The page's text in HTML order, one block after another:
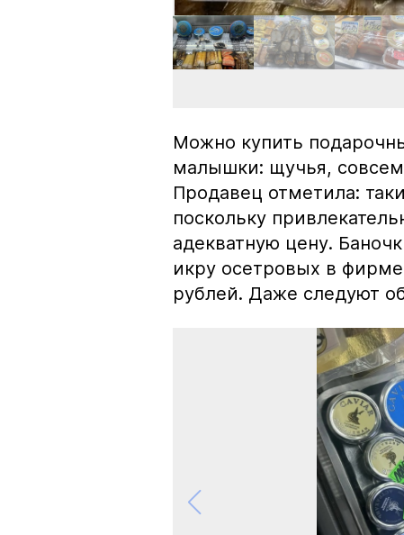
Можно купить
малышки: щучья,
Продавец отметила:
поскольку
адекватную цену.
икру осетровых в
рублей. Даже следуют